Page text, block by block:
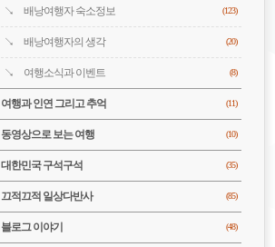
배낭여행자 숙소정보 (123)
배낭여행자의 생각 (20)
여행소식과 이벤트 (8)
여행과 인연 그리고 추억 (11)
동영상으로 보는 여행 (10)
대한민국 구석구석 (35)
끄적끄적 일상다반사 (85)
블로그 이야기 (48)